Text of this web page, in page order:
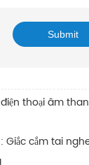
thoại âm
Giắc cắm tai